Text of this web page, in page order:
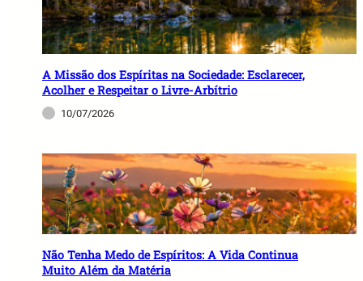
A Missão dos Espíritas na Sociedade: Esclarecer,
Acolher e Respeitar o Livre-Arbítrio
10/07/2026
Não Tenha Medo de Espíritos: A Vida Continua
Muito Além da Matéria